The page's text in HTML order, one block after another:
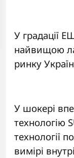
У градації
найвищою
ринку
У шокері
технологію
технології
вимірі